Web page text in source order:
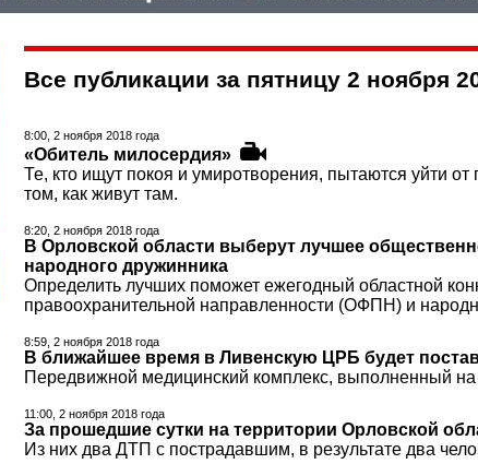
Все публикации за пятницу 2 ноября
8:00, 2 ноября 2018 года
«Обитель милосердия»
Те, кто ищут покоя и умиротворения, пытаются уйти
том, как живут там.
8:20, 2 ноября 2018 года
В Орловской области выберут лучшее
народного дружинника
Определить лучших поможет ежегодный областной
правоохранительной направленности (ОФПН) и
8:59, 2 ноября 2018 года
В ближайшее время в Ливенскую ЦРБ будет
Передвижной медицинский комплекс, выполненный
11:00, 2 ноября 2018 года
За прошедшие сутки на территории Орловской
Из них два ДТП с пострадавшим, в результате два